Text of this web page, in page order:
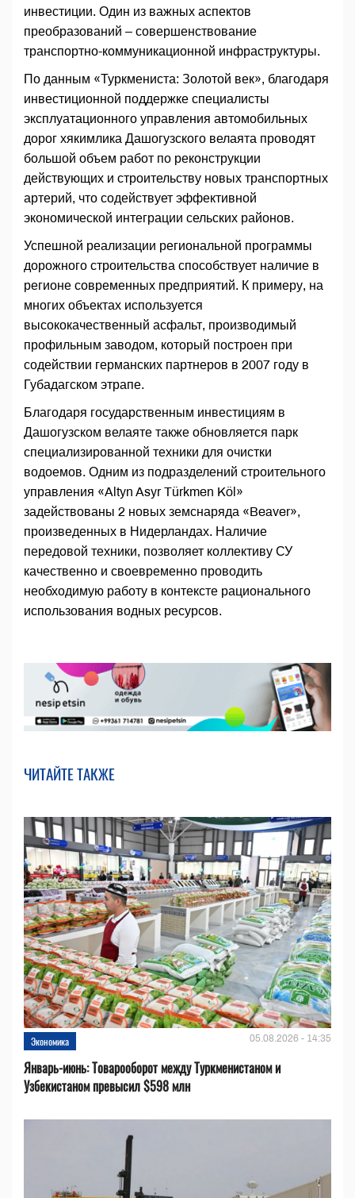
инвестиции. Один из важных аспектов
преобразований – совершенствование
транспортно-коммуникационной инфраструктуры.
По данным «Туркмениста: Золотой век», благодаря
инвестиционной поддержке специалисты
эксплуатационного управления автомобильных
дорог хякимлика Дашогузского велаята проводят
большой объем работ по реконструкции
действующих и строительству новых транспортных
артерий, что содействует эффективной
экономической интеграции сельских районов.
Успешной реализации региональной программы
дорожного строительства способствует наличие в
регионе современных предприятий. К примеру, на
многих объектах используется
высококачественный асфальт, производимый
профильным заводом, который построен при
содействии германских партнеров в 2007 году в
Губадагском этрапе.
Благодаря государственным инвестициям в
Дашогузском велаяте также обновляется парк
специализированной техники для очистки
водоемов. Одним из подразделений строительного
управления «Altyn Asyr Türkmen Köl»
задействованы 2 новых земснаряда «Beaver»,
произведенных в Нидерландах. Наличие
передовой техники, позволяет коллективу СУ
качественно и своевременно проводить
необходимую работу в контексте рационального
использования водных ресурсов.
ЧИТАЙТЕ ТАКЖЕ
Экономика 05.08.2026 - 14:35
Январь-июнь: Товарооборот между Туркменистаном и
Узбекистаном превысил $598 млн